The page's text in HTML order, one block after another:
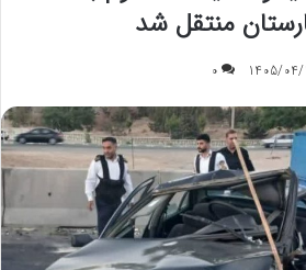
منتقل شد
0